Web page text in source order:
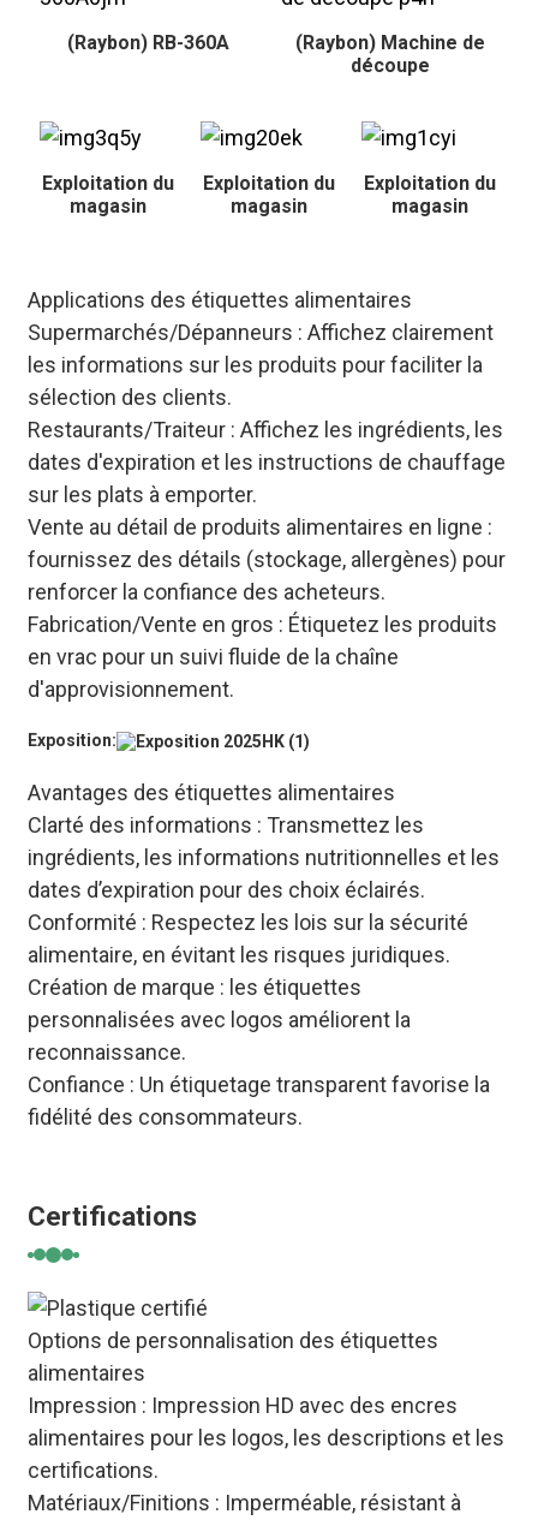
(Raybon) RB-360A
(Raybon) Machine de
découpe
Exploitation du
magasin
Exploitation du
magasin
Exploitation du
magasin
Applications des étiquettes alimentaires
Supermarchés/Dépanneurs : Affichez clairement
les informations sur les produits pour faciliter la
sélection des clients.
Restaurants/Traiteur : Affichez les ingrédients, les
dates d'expiration et les instructions de chauffage
sur les plats à emporter.
Vente au détail de produits alimentaires en ligne :
fournissez des détails (stockage, allergènes) pour
renforcer la confiance des acheteurs.
Fabrication/Vente en gros : Étiquetez les produits
en vrac pour un suivi fluide de la chaîne
d'approvisionnement.
Exposition:
Avantages des étiquettes alimentaires
Clarté des informations : Transmettez les
ingrédients, les informations nutritionnelles et les
dates d’expiration pour des choix éclairés.
Conformité : Respectez les lois sur la sécurité
alimentaire, en évitant les risques juridiques.
Création de marque : les étiquettes
personnalisées avec logos améliorent la
reconnaissance.
Confiance : Un étiquetage transparent favorise la
fidélité des consommateurs.
Certifications
Options de personnalisation des étiquettes
alimentaires
Impression : Impression HD avec des encres
alimentaires pour les logos, les descriptions et les
certifications.
Matériaux/Finitions : Imperméable, résistant à